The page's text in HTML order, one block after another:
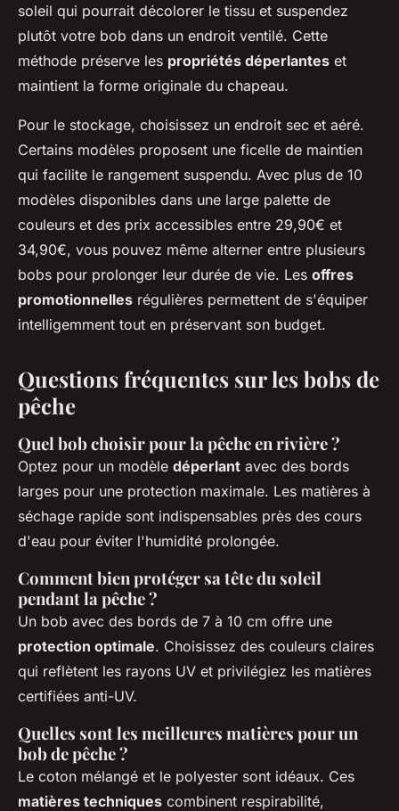
soleil qui pourrait décolorer le tissu et suspendez
plutôt votre bob dans un endroit ventilé. Cette
méthode préserve les propriétés déperlantes et
maintient la forme originale du chapeau.
Pour le stockage, choisissez un endroit sec et aéré.
Certains modèles proposent une ficelle de maintien
qui facilite le rangement suspendu. Avec plus de 10
modèles disponibles dans une large palette de
couleurs et des prix accessibles entre 29,90€ et
34,90€, vous pouvez même alterner entre plusieurs
bobs pour prolonger leur durée de vie. Les offres
promotionnelles régulières permettent de s'équiper
intelligemment tout en préservant son budget.
Questions fréquentes sur les bobs de
pêche
Quel bob choisir pour la pêche en rivière ?
Optez pour un modèle déperlant avec des bords
larges pour une protection maximale. Les matières à
séchage rapide sont indispensables près des cours
d'eau pour éviter l'humidité prolongée.
Comment bien protéger sa tête du soleil
pendant la pêche ?
Un bob avec des bords de 7 à 10 cm offre une
protection optimale. Choisissez des couleurs claires
qui reflètent les rayons UV et privilégiez les matières
certifiées anti-UV.
Quelles sont les meilleures matières pour un
bob de pêche ?
Le coton mélangé et le polyester sont idéaux. Ces
matières techniques combinent respirabilité,